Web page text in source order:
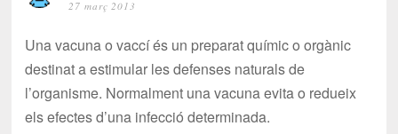
27 març 2013
Una vacuna o vaccí és un preparat químic o orgànic
destinat a estimular les defenses naturals de
l’organisme. Normalment una vacuna evita o redueix
els efectes d’una infecció determinada.